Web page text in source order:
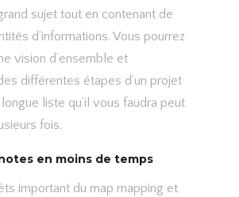
sujet tout en contenant de
d’informations. Vous pourrez
vision d’ensemble et
différentes étapes d’un projet
longue liste qu’il vous faudra peut
fois.
en moins de temps
important du map mapping et